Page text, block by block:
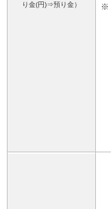
り金(円)⇒預り金）
※